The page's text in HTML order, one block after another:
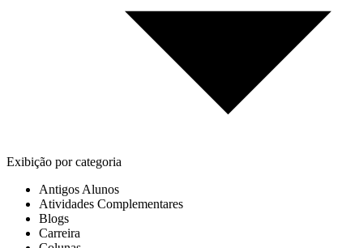
Exibição por categoria
Antigos Alunos
Atividades Complementares
Blogs
Carreira